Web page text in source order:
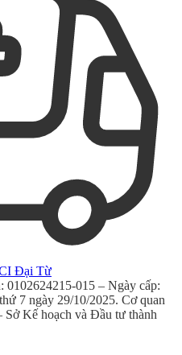
Đại Từ
015 – Ngày cấp:
7 ngày 29/10/2025. Cơ quan
Kế hoạch và Đầu tư thành